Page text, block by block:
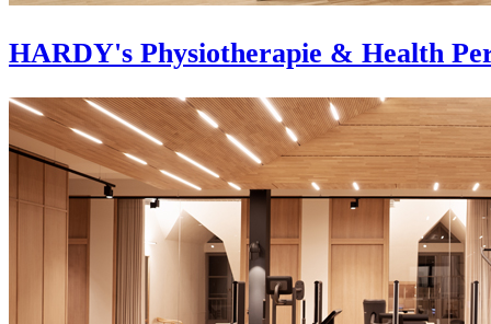
HARDY's Physiotherapie & Health